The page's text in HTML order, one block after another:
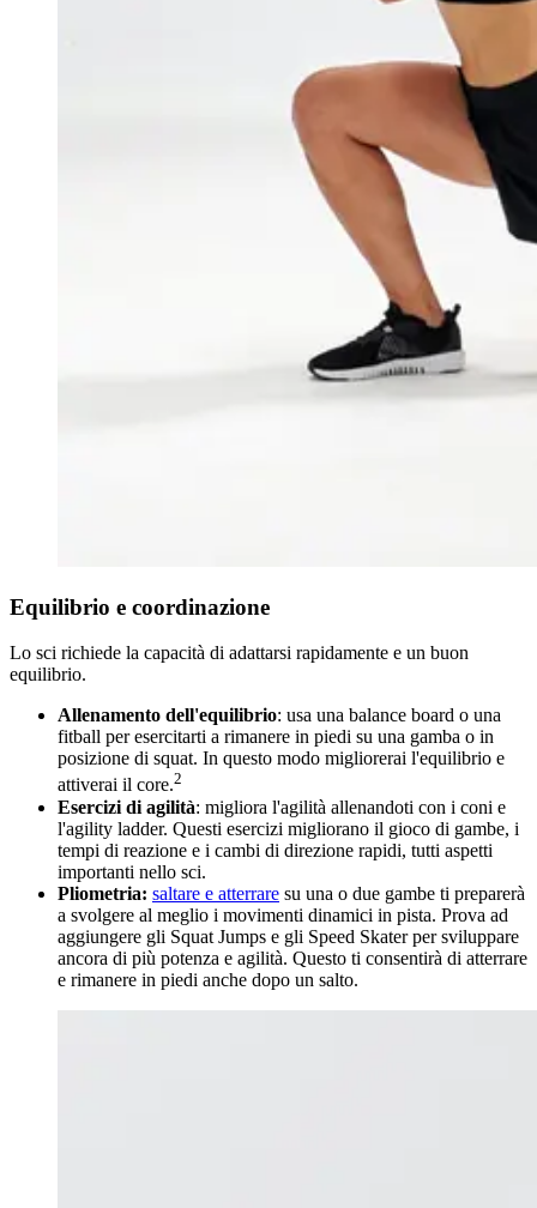
Equilibrio e coordinazione
Lo sci richiede la capacità di adattarsi rapidamente e un buon
equilibrio.
Allenamento dell'equilibrio: usa una balance board o una
fitball per esercitarti a rimanere in piedi su una gamba o in
posizione di squat. In questo modo migliorerai l'equilibrio e
attiverai il core.2
Esercizi di agilità: migliora l'agilità allenandoti con i coni e
l'agility ladder. Questi esercizi migliorano il gioco di gambe, i
tempi di reazione e i cambi di direzione rapidi, tutti aspetti
importanti nello sci.
Pliometria: saltare e atterrare su una o due gambe ti preparerà
a svolgere al meglio i movimenti dinamici in pista. Prova ad
aggiungere gli Squat Jumps e gli Speed Skater per sviluppare
ancora di più potenza e agilità. Questo ti consentirà di atterrare
e rimanere in piedi anche dopo un salto.